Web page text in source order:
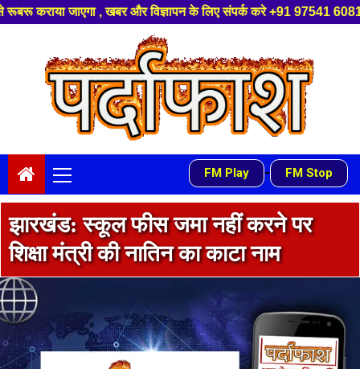
के लिए संपर्क करे +91 97541 60816 ,हमारे यूट्यूब चैनल को सबस्क्राइब
content
Menu
FM Play - FM Stop
झारखंड: स्कूल फीस जमा नहीं करने पर
शिक्षा मंत्री की नातिन का काटा नाम